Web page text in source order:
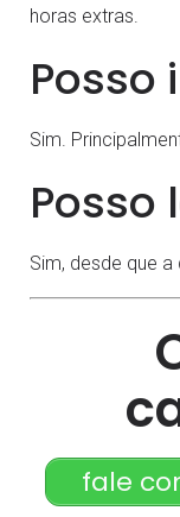
horas extras.
Posso
Sim.
Posso
Sim, desde que
fale